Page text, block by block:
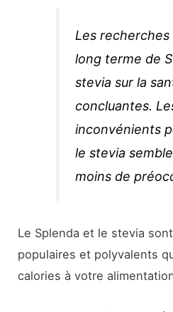
Les
long terme de
stevia sur la
concluantes.
inconvénients
le stevia
moins de
Le Splenda et le stevia
populaires et polyvalents
calories à votre